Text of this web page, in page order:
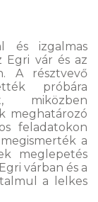
és izgalmas
Egri vár és az
A résztvevő
próbára
miközben
meghatározó
feladatokon
a
meglepetés
várban és a
a lelkes